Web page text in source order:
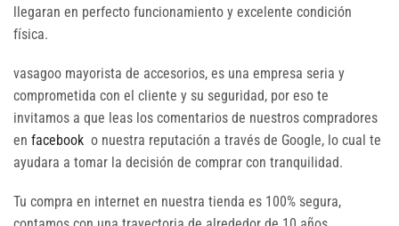
llegaran en perfecto funcionamiento y excelente condición
física.
vasagoo mayorista de accesorios, es una empresa seria y
comprometida con el cliente y su seguridad, por eso te
invitamos a que leas los comentarios de nuestros compradores
en facebook o nuestra reputación a través de Google, lo cual te
ayudara a tomar la decisión de comprar con tranquilidad.
Tu compra en internet en nuestra tienda es 100% segura,